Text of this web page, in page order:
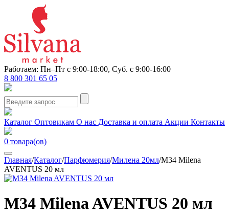
Работаем: Пн–Пт с 9:00-18:00, Суб. с 9:00-16:00
8 800 301 65 05
Каталог Оптовикам О нас Доставка и оплата Акции Контакты
0 товара(ов)
Главная/Каталог/Парфюмерия/Милена 20мл/M34 Milena
AVENTUS 20 мл
M34 Milena AVENTUS 20 мл